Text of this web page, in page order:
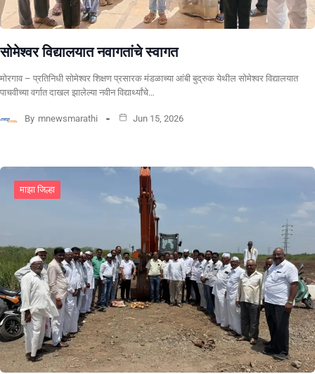
सोमेश्वर विद्यालयात नवागतांचे स्वागत
मोरगाव – प्रतिनिधी सोमेश्वर शिक्षण प्रसारक मंडळाच्या आंबी बुद्रुक येथील सोमेश्वर विद्यालयात
पाचवीच्या वर्गात दाखल झालेल्या नवीन विद्यार्थ्यांचे…
By mnewsmarathi Jun 15, 2026
माझा जिल्हा